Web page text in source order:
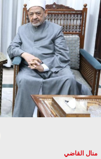
منال القاضي